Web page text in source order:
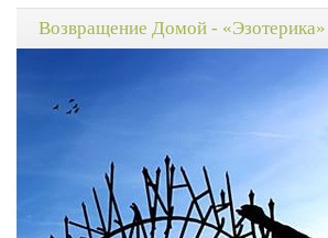
Возвращение Домой - «Эзотерика»